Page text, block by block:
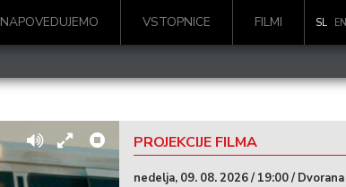
NAPOVEDUJEMO VSTOPNICE FILMI SL EN
PROJEKCIJE FILMA
nedelja, 09. 08. 2026 / 19:00 / Dvorana